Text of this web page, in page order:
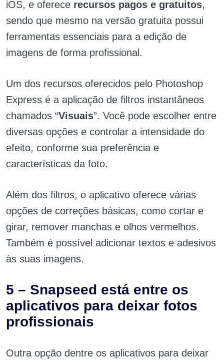
iOS, e oferece recursos pagos e gratuitos,
sendo que mesmo na versão gratuita possui
ferramentas essenciais para a edição de
imagens de forma profissional.
Um dos recursos oferecidos pelo Photoshop
Express é a aplicação de filtros instantâneos
chamados “Visuais”. Você pode escolher entre
diversas opções e controlar a intensidade do
efeito, conforme sua preferência e
características da foto.
Além dos filtros, o aplicativo oferece várias
opções de correções básicas, como cortar e
girar, remover manchas e olhos vermelhos.
Também é possível adicionar textos e adesivos
às suas imagens.
5 – Snapseed está entre os
aplicativos para deixar fotos
profissionais
Outra opção dentre os aplicativos para deixar